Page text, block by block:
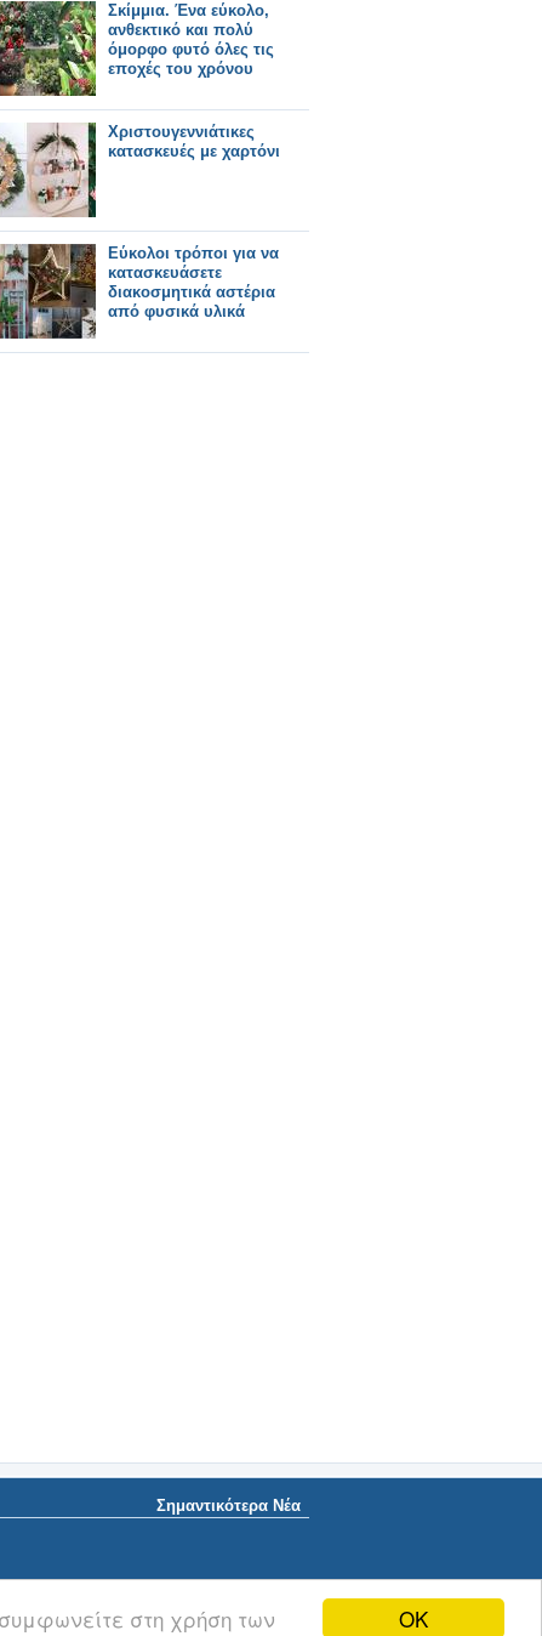
OK
στη χρήση των
Σκίμμια. Ένα εύκολο,
ανθεκτικό και πολύ
όμορφο φυτό όλες τις
εποχές του χρόνου
Χριστουγεννιάτικες
κατασκευές με χαρτόνι
Εύκολοι τρόποι για να
κατασκευάσετε
διακοσμητικά αστέρια
από φυσικά υλικά
Σημαντικότερα Νέα